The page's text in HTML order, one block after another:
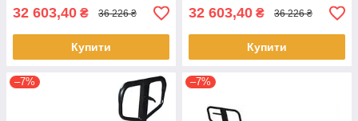
32 603,40 ₴ 36 226 ₴
Купити
32 603,40 ₴ 36 226 ₴
Купити
–7% –7%